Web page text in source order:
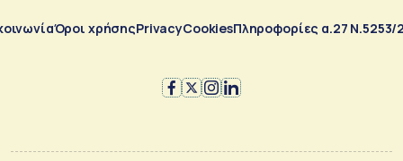
Όροι χρήσηςPrivacyCookiesΠληροφορίες α.27 Ν.5253/